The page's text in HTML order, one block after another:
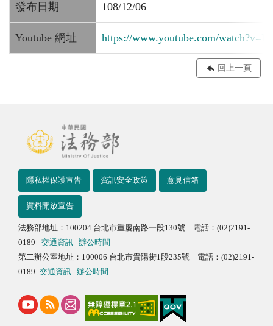
發布日期 108/12/06
Youtube 網址 https://www.youtube.com/
回上一頁
隱私權保護宣告 資訊安全政策 意見信箱
資料開放宣告
法務部地址：100204 台北市重慶南路一段130號 電話：(02)2191-
0189
交通資訊
辦公時間
第二辦公室地址：100006 台北市貴陽街1段235號 電話：(02)2191-
0189 交通資訊 辦公時間